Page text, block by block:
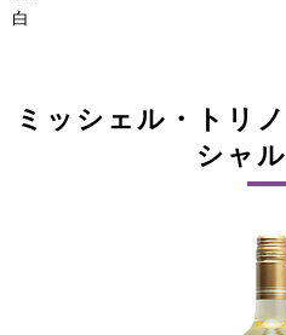
白
ミッシェル・ト
シャ